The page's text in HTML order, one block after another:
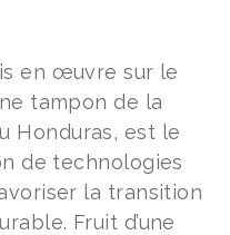
en œuvre sur le
tampon de la
Honduras, est le
de technologies
la transition
Fruit d’une